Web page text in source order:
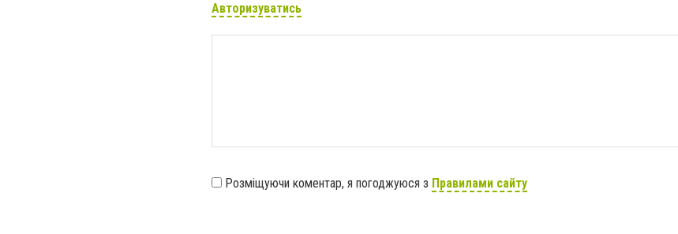
Авторизуватись
Розміщуючи коментар, я погоджуюся з Правилами сайту